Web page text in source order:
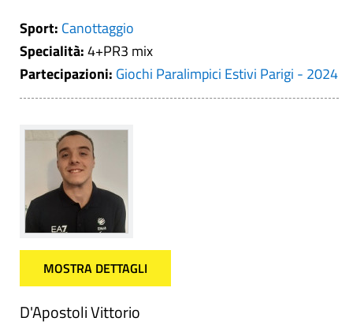
Sport: Canottaggio
Specialità:4+PR3 mix
Partecipazioni: Giochi Paralimpici Estivi Parigi - 2024
MOSTRA DETTAGLI
D'Apostoli Vittorio